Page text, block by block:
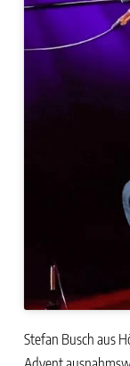
Stefan Busch aus